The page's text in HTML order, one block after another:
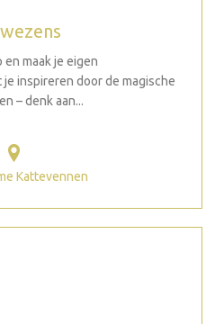
maak je eigen
inspireren door de magische
– denk aan...
Kattevennen